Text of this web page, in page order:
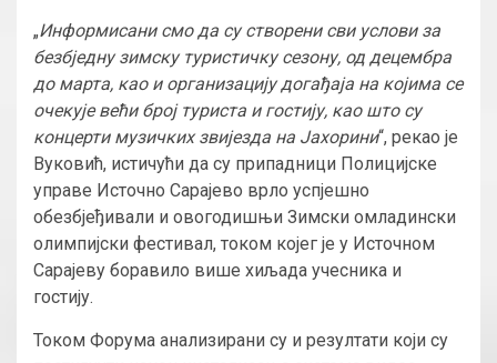
„Информисани смо да су створени сви услови за
безбједну зимску туристичку сезону, од децембра
до марта, као и организацију догађаја на којима се
очекује већи број туриста и гостију, као што су
концерти музичких звијезда на Јахорини“, рекао је
Вуковић, истичући да су припадници Полицијске
управе Источно Сарајево врло успјешно
обезбјеђивали и овогодишњи Зимски омладински
олимпијски фестивал, током којег је у Источном
Сарајеву боравило више хиљада учесника и
гостију.
Током Форума анализирани су и резултати који су